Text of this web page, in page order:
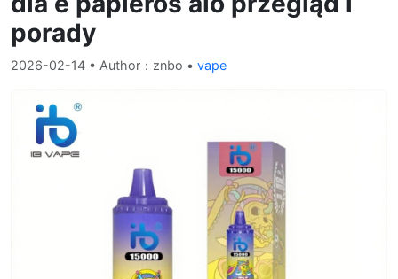
porady
2026-02-14 • Author：znbo • vape